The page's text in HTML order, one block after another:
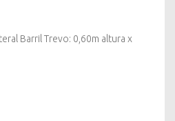
Barril Trevo: 0,60m altura x